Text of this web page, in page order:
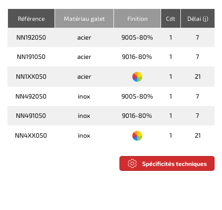
Référence Matériau galet Finition Cdt Délai (j)
NN192050 acier 9005-80% 1 7
NN191050 acier 9016-80% 1 7
NN1XX050 acier 1 21
NN492050 inox 9005-80% 1 7
NN491050 inox 9016-80% 1 7
NN4XX050 inox 1 21
Spécificités techniques